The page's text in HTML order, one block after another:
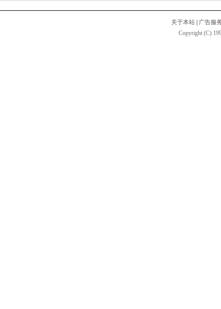
关于本站
广告服
Copyright (C)